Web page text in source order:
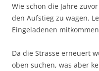
Wie schon die Jahre
den Aufstieg zu wagen.
Eingeladenen
Da die Strasse erneuert
oben suchen, was aber